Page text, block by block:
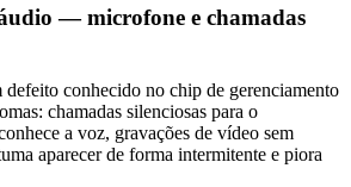
— microfone e chamadas
conhecido no chip de gerenciamento
chamadas silenciosas para o
a voz, gravações de vídeo sem
aparecer de forma intermitente e piora